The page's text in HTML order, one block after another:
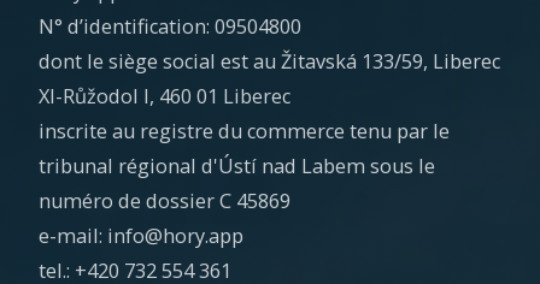
N° d’identification: 09504800
dont le siège social est au Žitavská 133/59, Liberec
XI-Růžodol I, 460 01 Liberec
inscrite au registre du commerce tenu par le
tribunal régional d'Ústí nad Labem sous le
numéro de dossier C 45869
e-mail: info@hory.app
tel.: +420 732 554 361